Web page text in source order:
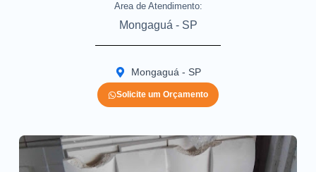
Area de Atendimento:
Mongaguá - SP
Mongaguá - SP
Solicite um Orçamento